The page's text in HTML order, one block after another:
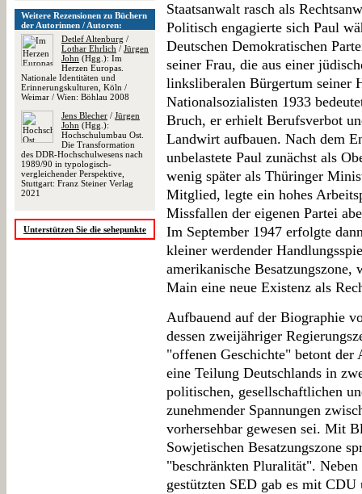
Weitere Rezensionen zu Büchern
der Autorinnen / Autoren:
Detlef Altenburg /
Lothar Ehrlich / Jürgen
John (Hgg.): Im
Herzen Europas.
Nationale Identitäten und
Erinnerungskulturen, Köln /
Weimar / Wien: Böhlau 2008
Jens Blecher / Jürgen
John (Hgg.):
Hochschulumbau Ost.
Die Transformation
des DDR-Hochschulwesens nach
1989/90 in typologisch-
vergleichender Perspektive,
Stuttgart: Franz Steiner Verlag
2021
Unterstützen Sie die sehepunkte
Staatsanwalt rasch als
Politisch engagierte sich Paul
Deutschen Demokratischen
seiner Frau, die aus einer
linksliberalen Bürgertum seiner
Nationalsozialisten 1933
Bruch, er erhielt Berufsverbot
Landwirt aufbauen. Nach dem
unbelastete Paul zunächst als
wenig später als Thüringer
Mitglied, legte ein hohes
Missfallen der eigenen Partei
Im September 1947 erfolgte
kleiner werdender
amerikanische
Main eine neue Existenz als
Aufbauend auf der Biographie
dessen zweijähriger
"offenen Geschichte" betont der
eine Teilung Deutschlands in
politischen, gesellschaftlichen
zunehmender Spannungen
vorhersehbar gewesen sei. Mit
Sowjetischen Besatzungszone
"beschränkten Pluralität".
gestützten SED gab es mit